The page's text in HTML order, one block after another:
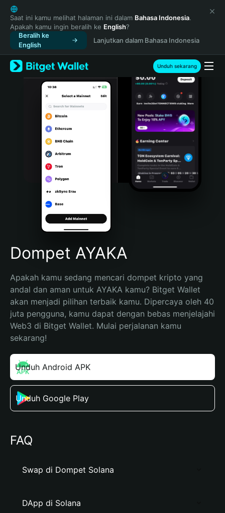
English
日本語
Tiếng Việt
Русский
Español (Latinoamérica)
Türkçe
Italiano
Português (Portugal)
Bahasa Indonesia
Português (Brasil)
Español (Argentina)
Saat ini kamu melihat halaman ini dalam Bahasa Indonesia.
Apakah kamu ingin beralih ke English?
Beralih ke
English
Lanjutkan dalam Bahasa Indonesia
Unduh sekarang
Dompet AYAKA
Apakah kamu sedang mencari dompet kripto yang
andal dan aman untuk AYAKA kamu? Bitget Wallet
akan menjadi pilihan terbaik kamu. Dipercaya oleh 40
juta pengguna, kamu dapat dengan bebas menjelajahi
Web3 di Bitget Wallet. Mulai perjalanan kamu
sekarang!
Unduh Android APK
Unduh Google Play
FAQ
Swap di Dompet Solana
DApp di Solana